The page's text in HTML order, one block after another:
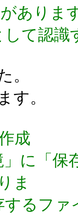
ありま
して認
。
す。
成
に「保
ま
するフ